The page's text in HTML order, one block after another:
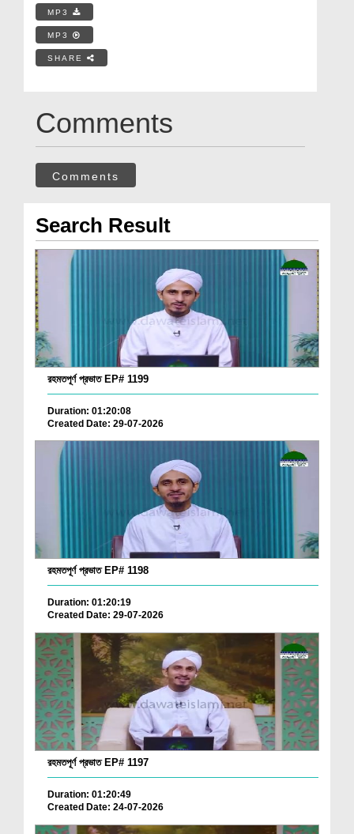
MP3
MP3
SHARE
Comments
Comments
Search Result
রহমতপূর্ণ প্রভাত EP# 1199
Duration: 01:20:08
Created Date: 29-07-2026
রহমতপূর্ণ প্রভাত EP# 1198
Duration: 01:20:19
Created Date: 29-07-2026
রহমতপূর্ণ প্রভাত EP# 1197
Duration: 01:20:49
Created Date: 24-07-2026